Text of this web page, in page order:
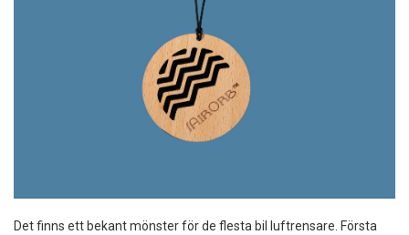
Det finns ett bekant mönster för de flesta bil luftrensare. Första